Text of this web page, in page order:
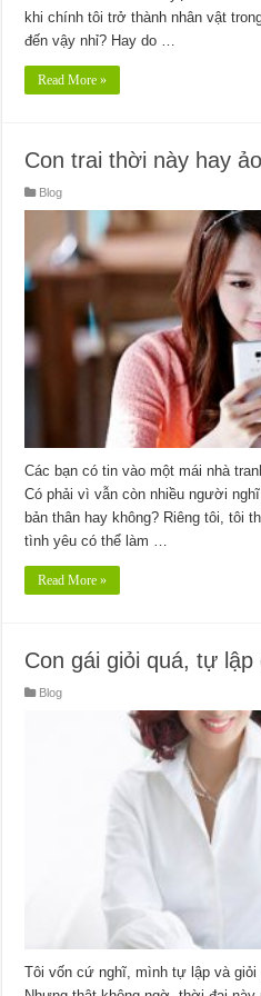
khi chính tôi trở thành nhân vật
đến vậy nhỉ? Hay do …
Read More »
Con trai thời này hay
Blog
Các bạn có tin vào một mái nhà
Có phải vì vẫn còn nhiều người
bản thân hay không? Riêng tôi, tôi
tình yêu có thể làm …
Read More »
Con gái giỏi quá, tự
Blog
Tôi vốn cứ nghĩ, mình tự lập và